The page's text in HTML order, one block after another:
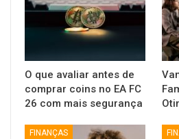
O que avaliar antes de
comprar coins no EA FC
26 com mais segurança
FINANÇAS